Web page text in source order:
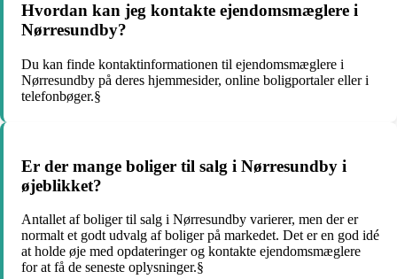
Hvordan kan jeg kontakte ejendomsmæglere i
Nørresundby?
Du kan finde kontaktinformationen til ejendomsmæglere i
Nørresundby på deres hjemmesider, online boligportaler eller i
telefonbøger.§
Er der mange boliger til salg i Nørresundby i
øjeblikket?
Antallet af boliger til salg i Nørresundby varierer, men der er
normalt et godt udvalg af boliger på markedet. Det er en god idé
at holde øje med opdateringer og kontakte ejendomsmæglere
for at få de seneste oplysninger.§